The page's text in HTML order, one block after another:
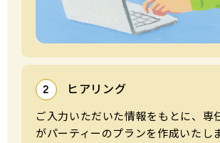
2 ヒアリング
ご⼊⼒いただいた情報をもとに、専
がパーティーのプランを作成いたし